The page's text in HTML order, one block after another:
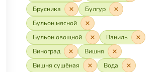
Брусника
Булгур
Бульон мясной
Бульон овощной
Ваниль
Виноград
Вишня
Вишня сушёная
Вода